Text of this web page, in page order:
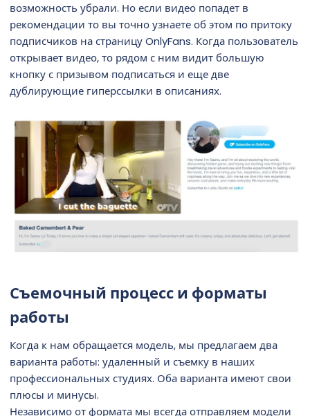
возможность убрали. Но если видео попадет в
рекомендации то вы точно узнаете об этом по притоку
подписчиков на страницу OnlyFans. Когда пользователь
открывает видео, то рядом с ним видит большую
кнопку с призывом подписаться и еще две
дублирующие гиперссылки в описаниях.
Съемочный процесс и форматы
работы​
Когда к нам обращается модель, мы предлагаем два
варианта работы: удаленный и съемку в наших
профессиональных студиях. Оба варианта имеют свои
плюсы и минусы.
Независимо от формата мы всегда отправляем модели